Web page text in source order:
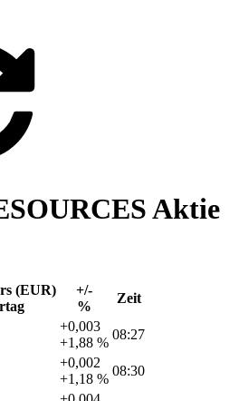
Aktie
(EUR)
+/-
%
Zeit
+0,003
+1,88 %
08:27
+0,002
+1,18 %
08:30